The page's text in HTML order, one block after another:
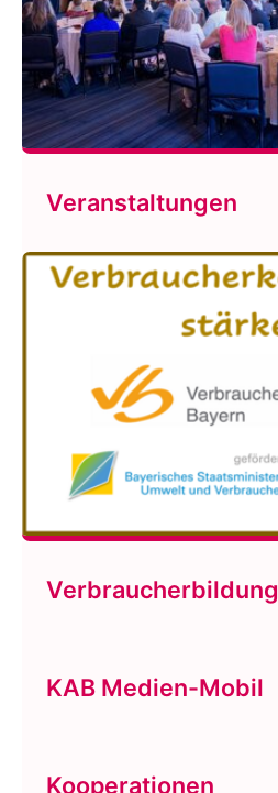
Veranstaltungen
Verbraucherbildung
KAB Medien-Mobil
Kooperationen